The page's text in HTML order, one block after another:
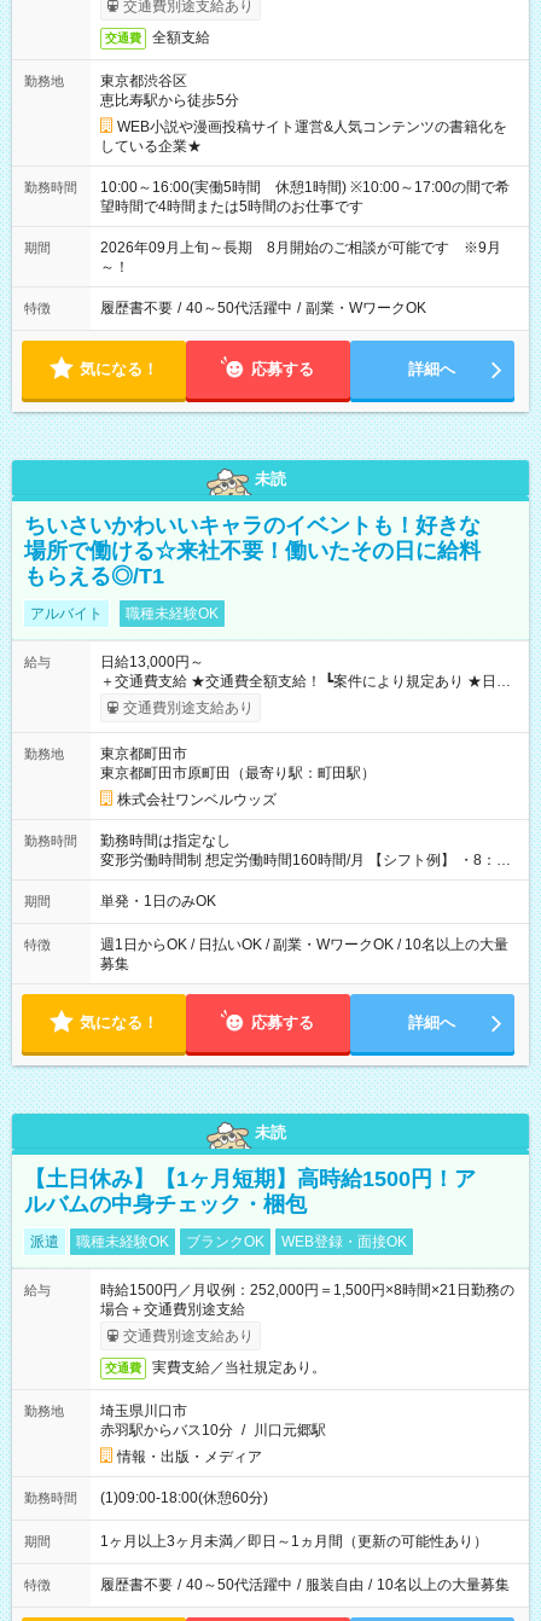
交通費別途支給あり
交通費 全額支給
勤務地
東京都渋谷区
恵比寿駅から徒歩5分
WEB小説や漫画投稿サイト運営&人気コンテンツの書籍化を
している企業★
勤務時間
10:00～16:00(実働5時間 休憩1時間) ※10:00～17:00の間で希
望時間で4時間または5時間のお仕事です
期間
2026年09月上旬～長期 8月開始のご相談が可能です ※9月
～！
特徴 履歴書不要 / 40～50代活躍中 / 副業・WワークOK
気になる！ 応募する 詳細へ
未読
ちいさいかわいいキャラのイベントも！好きな
場所で働ける☆来社不要！働いたその日に給料
もらえる◎/T1
アルバイト 職種未経験OK
給与
日給13,000円～
＋交通費支給 ★交通費全額支給！ ┗案件により規定あり ★日払
いOK！（規定あり） ┗働いたその日に現金GET♪ お仕事後はコ
ンビニATMから 日払い分を引き落とせます！ 【試用期間】試
交通費別途支給あり
勤務地
東京都町田市
東京都町田市原町田（最寄り駅：町田駅）
株式会社ワンベルウッズ
勤務時間
勤務時間は指定なし
変形労働時間制 想定労働時間160時間/月 【シフト例】 ・8：00
～21：00
期間 単発・1日のみOK
特徴
週1日からOK / 日払いOK / 副業・WワークOK / 10名以上の大量
募集
気になる！ 応募する 詳細へ
未読
【土日休み】【1ヶ月短期】高時給1500円！ア
ルバムの中身チェック・梱包
派遣 職種未経験OK ブランクOK WEB登録・面接OK
給与
時給1500円／月収例：252,000円＝1,500円×8時間×21日勤務の
場合＋交通費別途支給
交通費別途支給あり
交通費 実費支給／当社規定あり。
勤務地
埼玉県川口市
赤羽駅からバス10分 / 川口元郷駅
情報・出版・メディア
勤務時間 (1)09:00-18:00(休憩60分)
期間 1ヶ月以上3ヶ月未満／即日～1ヵ月間（更新の可能性あり）
特徴 履歴書不要 / 40～50代活躍中 / 服装自由 / 10名以上の大量募集